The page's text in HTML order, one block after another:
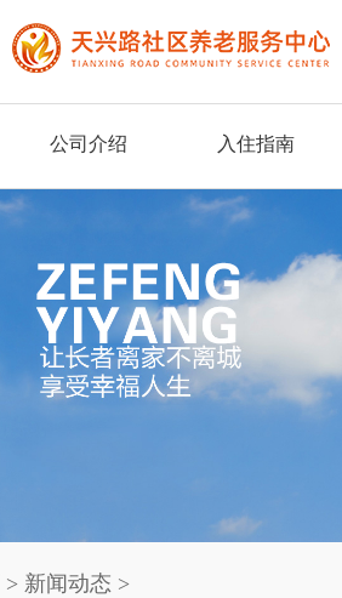
公司介绍 入住指南
> 新闻动态 >